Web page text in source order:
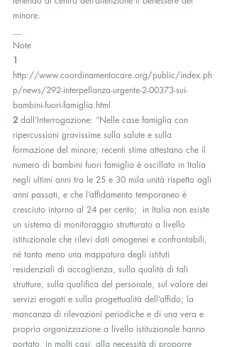
minore.
Note
1
http://www.coordinamentocare.org/public/index.ph
p/news/292-interpellanza-urgente-2-00373-sui-
bambini-fuori-famiglia.html
2 dall’Interrogazione: “Nelle case famiglia con
ripercussioni gravissime sulla salute e sulla
formazione del minore; recenti stime attestano che il
numero di bambini fuori famiglia è oscillato in Italia
negli ultimi anni tra le 25 e 30 mila unità rispetto agli
anni passati, e che l’affidamento temporaneo è
cresciuto intorno al 24 per cento;  in Italia non esiste
un sistema di monitoraggio strutturato a livello
istituzionale che rilevi dati omogenei e confrontabili,
né tanto meno una mappatura degli istituti
residenziali di accoglienza, sulla qualità di tali
strutture, sulla qualifica del personale, sul valore dei
servizi erogati e sulla progettualità dell’affido; la
mancanza di rilevazioni periodiche e di una vera e
propria organizzazione a livello istituzionale hanno
portato, in molti casi, alla necessità di proporre